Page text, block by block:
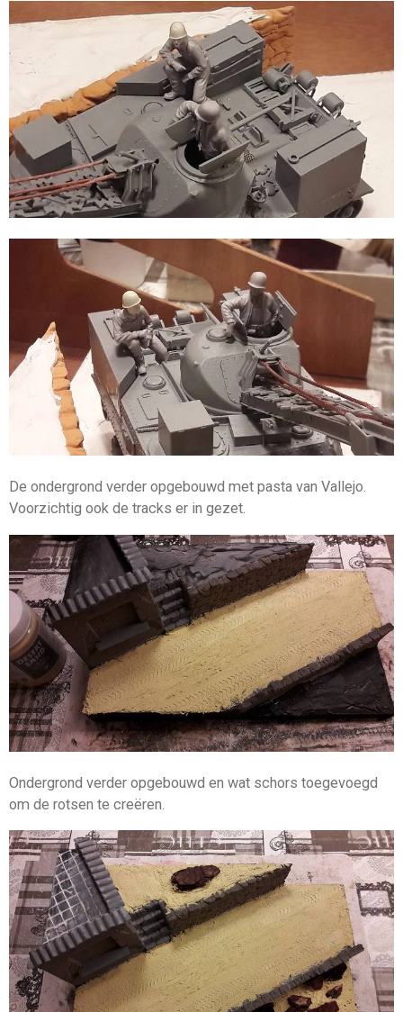
De ondergrond verder opgebouwd met pasta van Vallejo.
Voorzichtig ook de tracks er in gezet.
Ondergrond verder opgebouwd en wat schors toegevoegd
om de rotsen te creëren.